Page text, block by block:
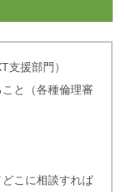
支援部門）
と（各種倫理審
こに相談すれば